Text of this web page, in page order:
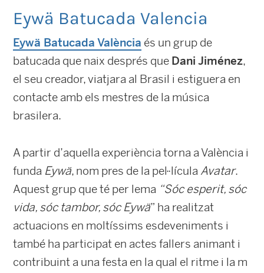
Eywä Batucada Valencia
Eywä Batucada València és un grup de
batucada que naix després que Dani Jiménez,
el seu creador, viatjara al Brasil i estiguera en
contacte amb els mestres de la música
brasilera.
A partir d’aquella experiència torna a València i
funda Eywä, nom pres de la pel·lícula Avatar.
Aquest grup que té per lema “Sóc esperit, sóc
vida, sóc tambor, sóc Eywä” ha realitzat
actuacions en moltíssims esdeveniments i
també ha participat en actes fallers animant i
contribuint a una festa en la qual el ritme i la m